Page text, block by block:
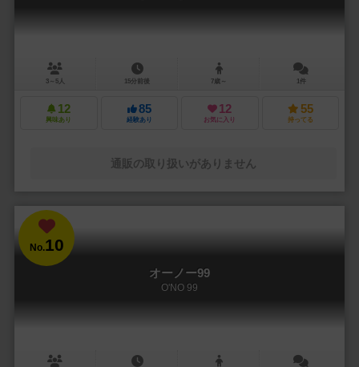
3～5人 15分前後 7歳～ 1件
12
興味あり
85
経験あり
12
お気に入り
55
持ってる
通販の取り扱いがありません
No.10
オーノー99
O'NO 99